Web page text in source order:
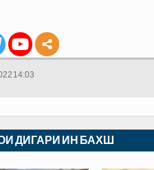
14:03
ДИГАРИ ИН БАХШ